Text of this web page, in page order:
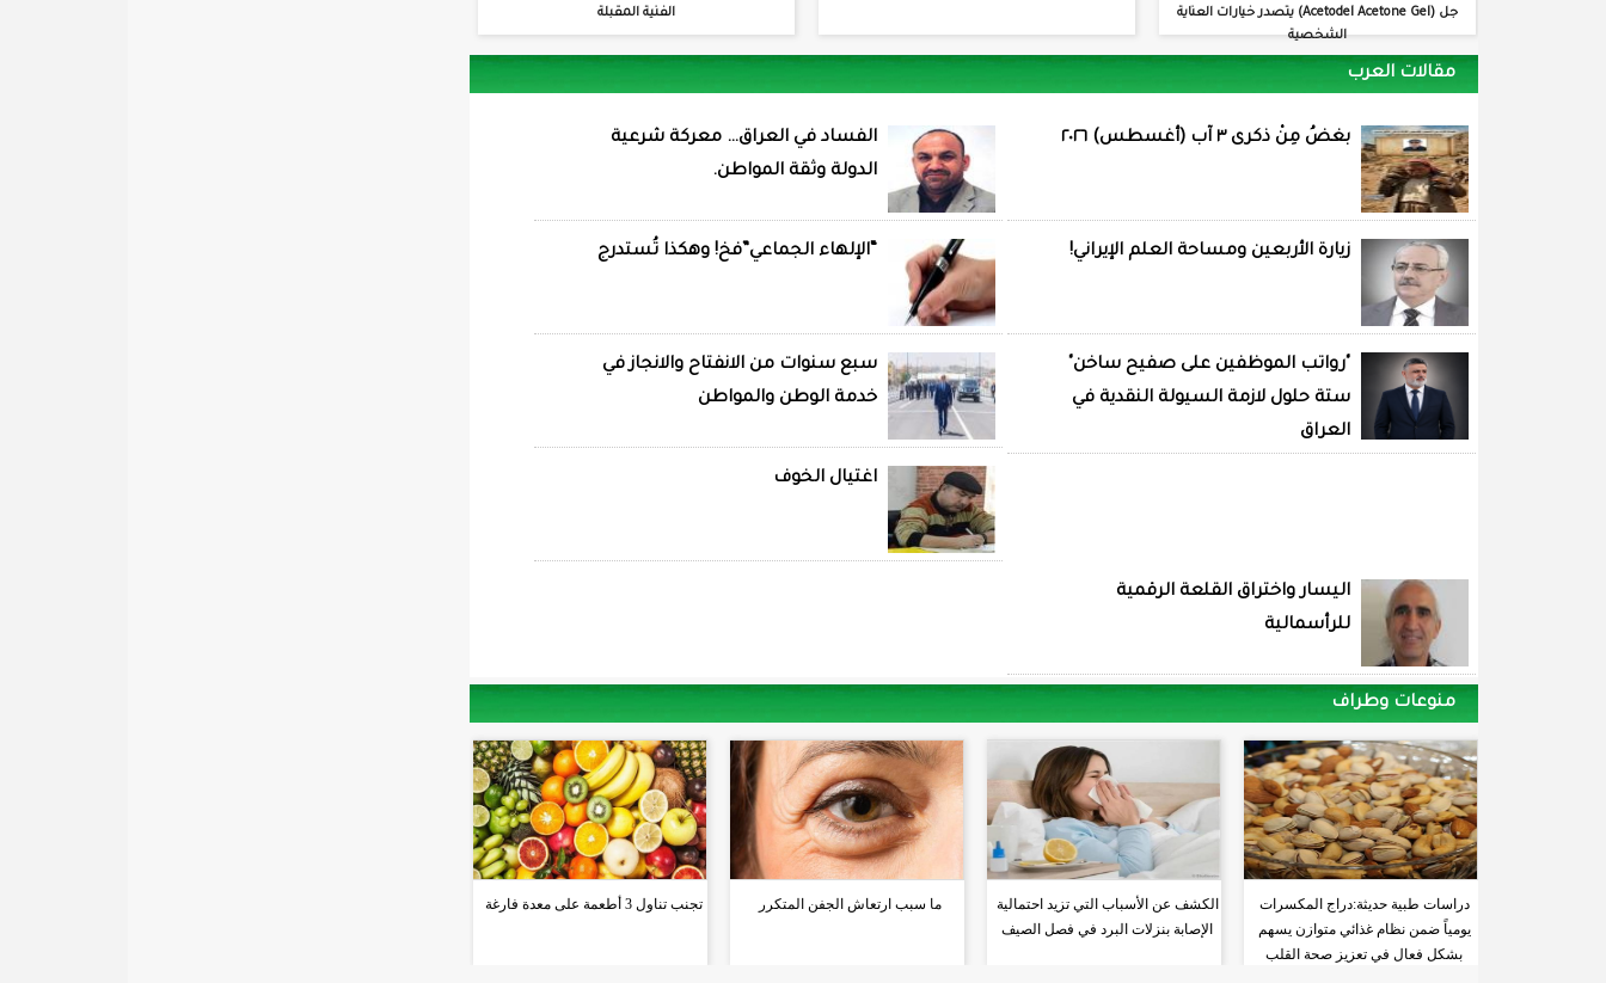
جل (Acetodel Acetone Gel) يتصدر خيارات العناية
الشخصية
الفنية المقبلة
مقالات العرب
بغضُ مِنْ ذكرى ٣ آب (أغسطس) ٢٠٢٦
الفساد في العراق… معركة شرعية
الدولة وثقة المواطن.
زيارة الأربعين ومساحة العلم الإيراني! “الإلهاء الجماعي”فخ! وهكذا تُستدرج
"رواتب الموظفين على صفيح ساخن"
ستة حلول لازمة السيولة النقدية في
العراق
سبع سنوات من الانفتاح والانجاز في
خدمة الوطن والمواطن
اغتيال الخوف
اليسار واختراق القلعة الرقمية
للرأسمالية
منوعات وطراف
دراسات طبية حديثة:دراج المكسرات
يومياً ضمن نظام غذائي متوازن يسهم
بشكل فعال في تعزيز صحة القلب
الكشف عن الأسباب التي تزيد احتمالية
الإصابة بنزلات البرد في فصل الصيف
ما سبب ارتعاش الجفن المتكرر تجنب تناول 3 أطعمة على معدة فارغة